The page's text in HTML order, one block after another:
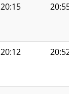
20:15 20:55
20:12 20:52